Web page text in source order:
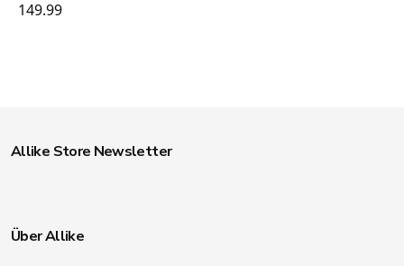
149.99
Allike Store Newsletter
Über Allike